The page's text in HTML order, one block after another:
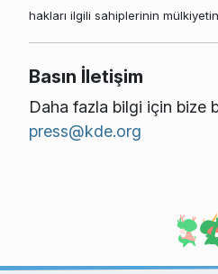
hakları ilgili sahiplerinin
Basın İletişim
Daha fazla bilgi için bize
press@kde.org